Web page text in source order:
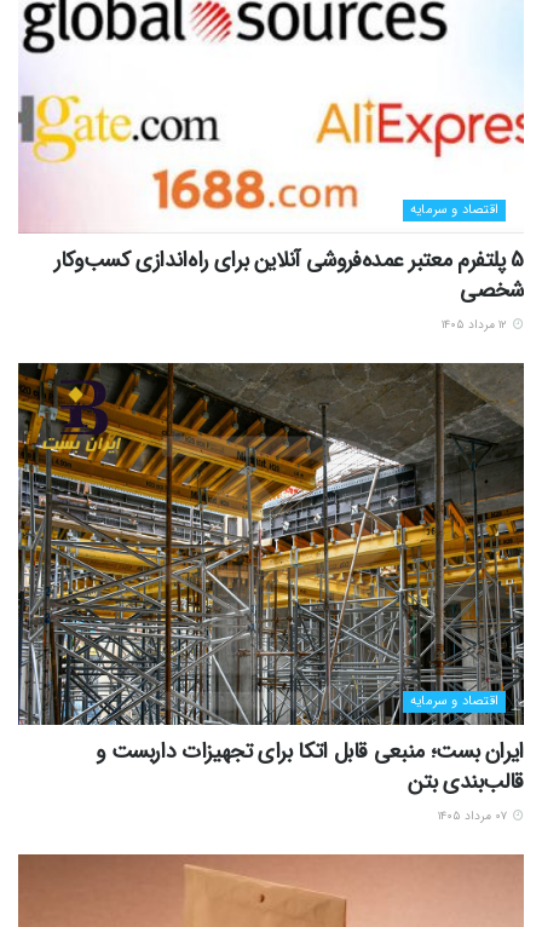
اقتصاد و سرمایه
5 پلتفرم معتبر عمده‌فروشی آنلاین برای راه‌اندازی کسب‌وکار
شخصی
اقتصاد و سرمایه
ایران بست؛ منبعی قابل اتکا برای تجهیزات داربست و
قالب‌بندی بتن